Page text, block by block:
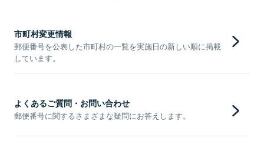
市町村変更情報
郵便番号を公表した市町村の一覧を実施日の新しい順に掲載
しています。
よくあるご質問・お問い合わせ
郵便番号に関するさまざまな疑問にお答えします。